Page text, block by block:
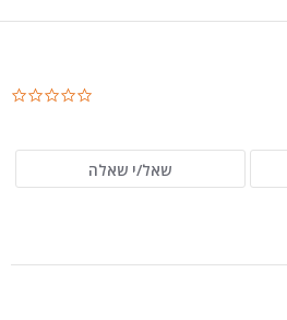
שאל/י שאלה